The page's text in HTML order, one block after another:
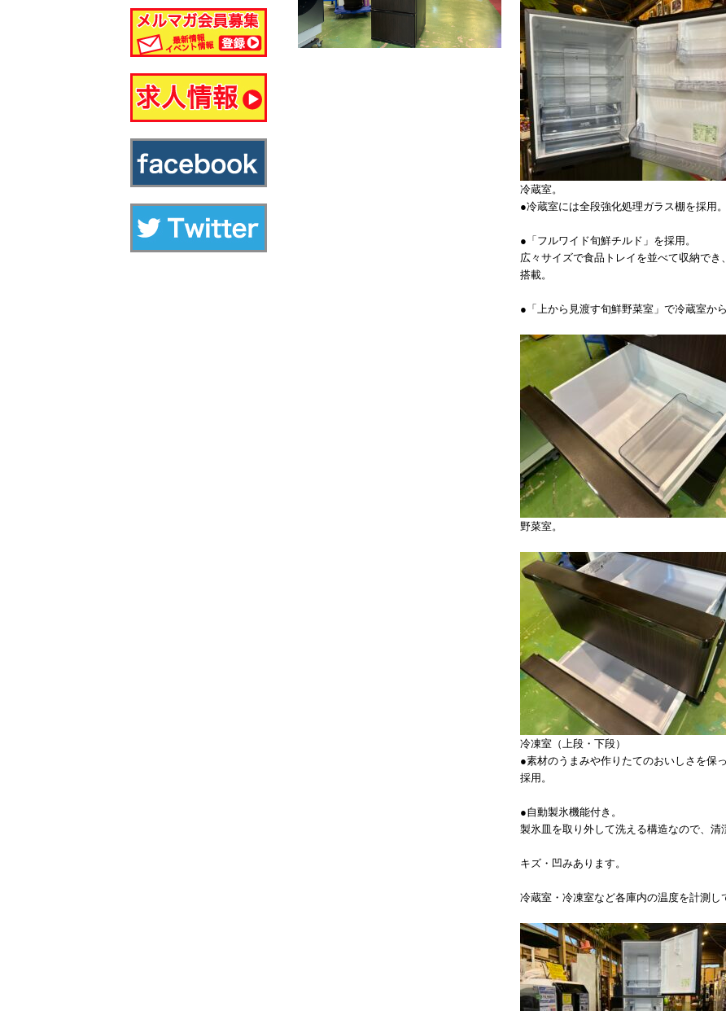
冷蔵室。
●冷蔵室には全段強化処理ガラス棚を採用。
●「フルワイド旬鮮チルド」を採用。
広々サイズで食品トレイを並べて収納で
搭載。
●「上から見渡す旬鮮野菜室」で冷蔵室か
野菜室。
冷凍室（上段・下段）
●素材のうまみや作りたてのおいしさを保
採用。
●自動製氷機能付き。
製氷皿を取り外して洗える構造なので、清
キズ・凹みあります。
冷蔵室・冷凍室など各庫内の温度を計測し